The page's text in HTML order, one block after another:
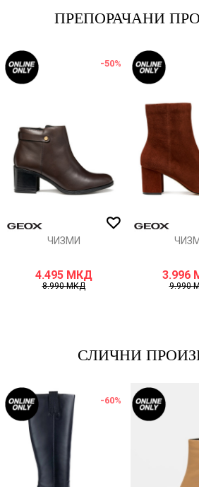
ПРЕПОРАЧАНИ
-50%
ЧИЗМИ
4.495 МКД
8.990МКД
3.996
9.990
СЛИЧНИ
-60%